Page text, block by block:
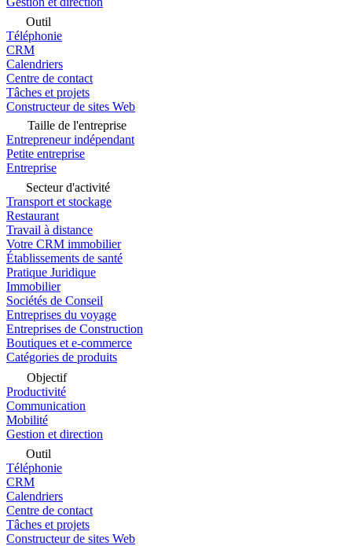
Outil
Téléphonie
CRM
Calendriers
Centre de contact
Tâches et projets
Constructeur de sites Web
Taille de l'entreprise
Entrepreneur indépendant
Petite entreprise
Entreprise
Secteur d'activité
Transport et stockage
Restaurant
Travail à distance
Votre CRM immobilier
Établissements de santé
Pratique Juridique
Immobilier
Sociétés de Conseil
Entreprises du voyage
Entreprises de Construction
Boutiques et e-commerce
Catégories de produits
Objectif
Productivité
Communication
Mobilité
Gestion et direction
Outil
Téléphonie
CRM
Calendriers
Centre de contact
Tâches et projets
Constructeur de sites Web